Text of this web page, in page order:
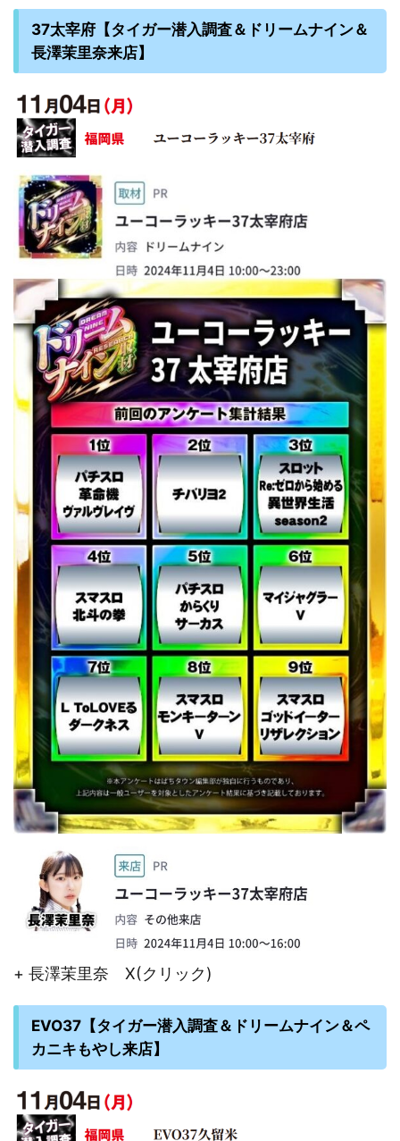
37太宰府【タイガー潜入調査＆ドリームナイン＆
長澤茉里奈来店】
+ 長澤茉里奈 X(クリック)
EVO37【タイガー潜入調査＆ドリームナイン＆ペ
カニキもやし来店】